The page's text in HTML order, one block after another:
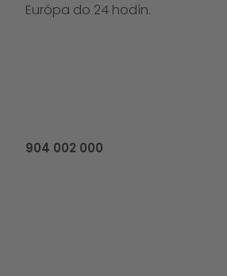
Európa do 24 hodín.
904 002 000